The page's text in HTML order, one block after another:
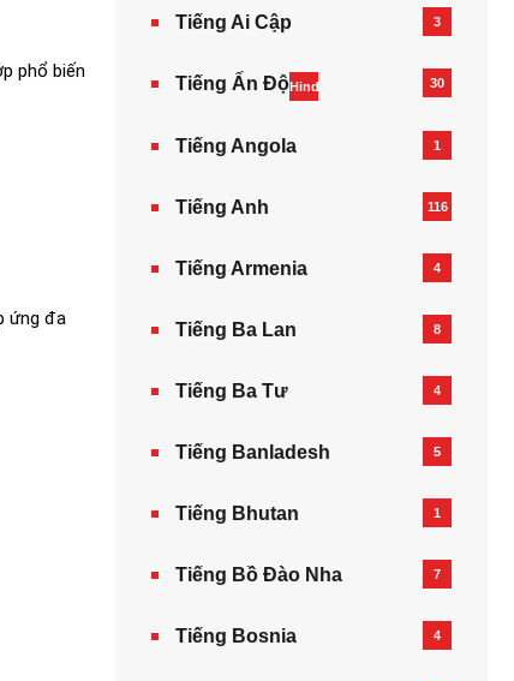
phổ biến
ứng đa
Tiếng Ai Cập 3
Tiếng Ấn ĐộHindi 30
Tiếng Angola 1
Tiếng Anh 116
Tiếng Armenia‎ 4
Tiếng Ba Lan 8
Tiếng Ba Tư 4
Tiếng Banladesh 5
Tiếng Bhutan 1
Tiếng Bồ Đào Nha 7
Tiếng Bosnia 4